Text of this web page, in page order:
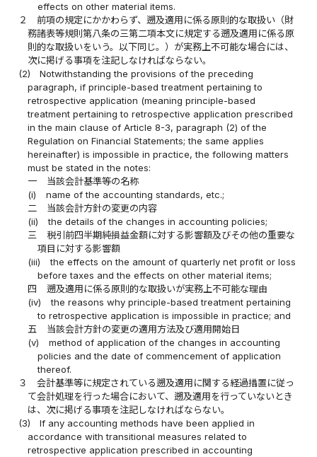
effects on other material items.
２
前項の規定にかかわらず、遡及適用に係る原則的な取扱い（財
務諸表等規則第八条の三第二項本文に規定する遡及適用に係る原
則的な取扱いをいう。以下同じ。）が実務上不可能な場合には、
次に掲げる事項を注記しなければならない。
(2)
Notwithstanding the provisions of the preceding
paragraph, if principle-based treatment pertaining to
retrospective application (meaning principle-based
treatment pertaining to retrospective application prescribed
in the main clause of Article 8-3, paragraph (2) of the
Regulation on Financial Statements; the same applies
hereinafter) is impossible in practice, the following matters
must be stated in the notes:
一
当該会計基準等の名称
(i)
name of the accounting standards, etc.;
二
当該会計方針の変更の内容
(ii)
the details of the changes in accounting policies;
三
税引前四半期純損益金額に対する影響額及びその他の重要な
項目に対する影響額
(iii)
the effects on the amount of quarterly net profit or loss
before taxes and the effects on other material items;
四
遡及適用に係る原則的な取扱いが実務上不可能な理由
(iv)
the reasons why principle-based treatment pertaining
to retrospective application is impossible in practice; and
五
当該会計方針の変更の適用方法及び適用開始日
(v)
method of application of the changes in accounting
policies and the date of commencement of application
thereof.
３
会計基準等に規定されている遡及適用に関する経過措置に従っ
て会計処理を行った場合において、遡及適用を行っていないとき
は、次に掲げる事項を注記しなければならない。
(3)
If any accounting methods have been applied in
accordance with transitional measures related to
retrospective application prescribed in accounting